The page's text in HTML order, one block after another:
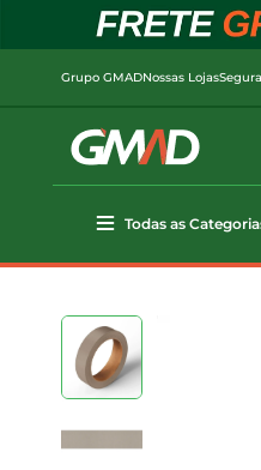
Grupo GMADNossas Lojas
Todas as